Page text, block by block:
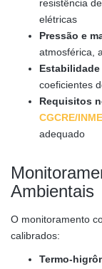
resistência
elétricas
Pressão e
atmosférica,
coeficientes
Requisitos
CGCRE/
adequado
Ambientais
O monitoramento
calibrados:
Termo-